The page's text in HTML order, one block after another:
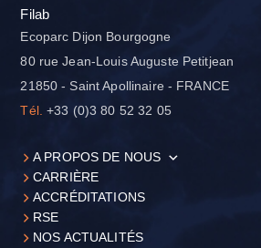
Filab
Ecoparc Dijon Bourgogne
80 rue Jean-Louis Auguste Petitjean
21850 - Saint Apollinaire - FRANCE
Tél.
+33 (0)3 80 52 32 05
A PROPOS DE NOUS
CARRIÈRE
ACCRÉDITATIONS
RSE
NOS ACTUALITÉS